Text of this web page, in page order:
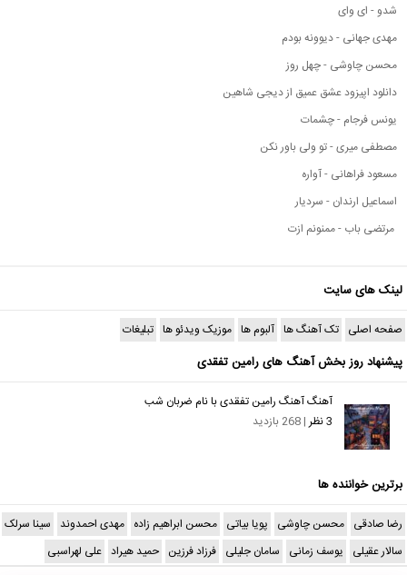
شدو - ای وای
مهدی جهانی - دیوونه بودم
محسن چاوشی - چهل روز
دانلود اپیزود عشق عمیق از دیجی شاهین
یونس فرجام - چشمات
مصطفی میری - تو ولی باور نکن
مسعود فراهانی - آواره
اسماعیل ارندان - سردیار
مرتضی باب - ممنونم ازت
لینک های سایت
صفحه اصلی تک آهنگ ها آلبوم ها موزیک ویدئو ها تبلیغات
پیشنهاد روز بخش آهنگ های رامین تفقدی
آهنگ آهنگ رامین تفقدی با نام ضربان شب
3 نظر
| 268 بازدید
برترین خواننده ها
رضا صادقی محسن چاوشی پویا بیاتی محسن ابراهیم زاده مهدی احمدوند سینا سرلک
سالار عقیلی یوسف زمانی سامان جلیلی فرزاد فرزین حمید هیراد علی لهراسبی